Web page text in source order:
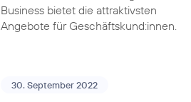
Business bietet die attraktivsten
Angebote für Geschäftskund:innen.
30. September 2022